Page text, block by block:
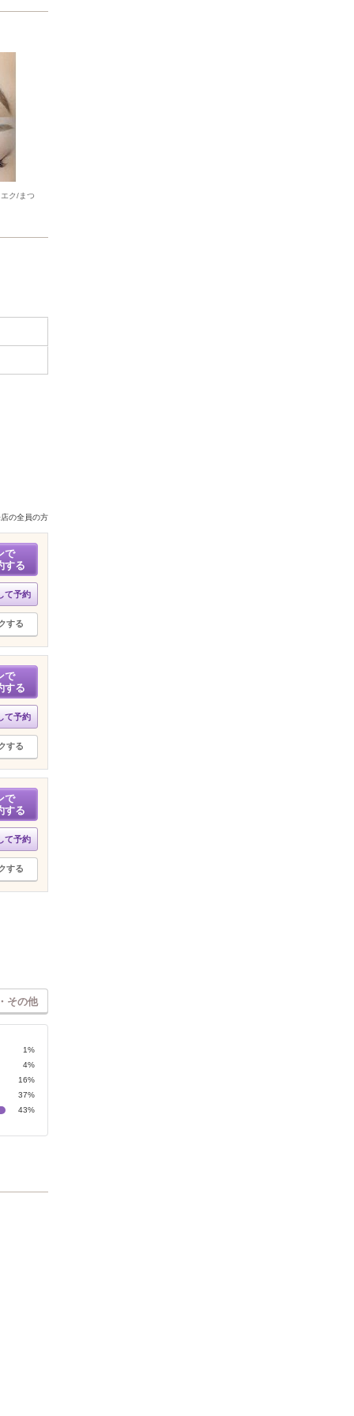
ク/まつ
の全員の方
で
する
て予約
する
で
する
て予約
する
で
する
て予約
する
その他
1%
4%
16%
37%
43%